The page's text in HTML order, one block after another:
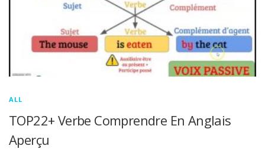
ALL
TOP22+ Verbe Comprendre En Anglais
Aperçu